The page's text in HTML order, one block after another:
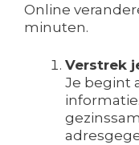
Online
minuten.
Verstrek
Je begint